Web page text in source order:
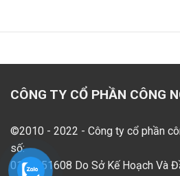
CÔNG TY CỔ PHẦN CÔNG
©2010 - 2022 - Công ty cổ phần
số:
0109551608 Do Sở Kế Hoạch Và